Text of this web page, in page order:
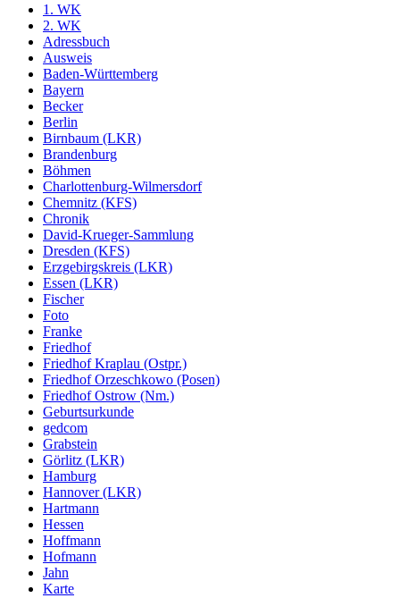
1. WK
2. WK
Adressbuch
Ausweis
Baden-Württemberg
Bayern
Becker
Berlin
Birnbaum (LKR)
Brandenburg
Böhmen
Charlottenburg-Wilmersdorf
Chemnitz (KFS)
Chronik
David-Krueger-Sammlung
Dresden (KFS)
Erzgebirgskreis (LKR)
Essen (LKR)
Fischer
Foto
Franke
Friedhof
Friedhof Kraplau (Ostpr.)
Friedhof Orzeschkowo (Posen)
Friedhof Ostrow (Nm.)
Geburtsurkunde
gedcom
Grabstein
Görlitz (LKR)
Hamburg
Hannover (LKR)
Hartmann
Hessen
Hoffmann
Hofmann
Jahn
Karte